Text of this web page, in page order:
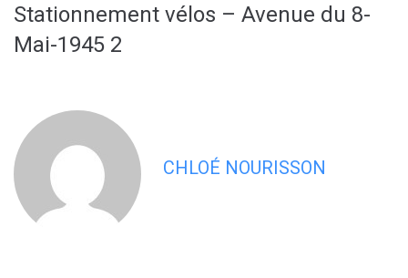
Stationnement vélos – Avenue du 8-
Mai-1945 2
CHLOÉ NOURISSON